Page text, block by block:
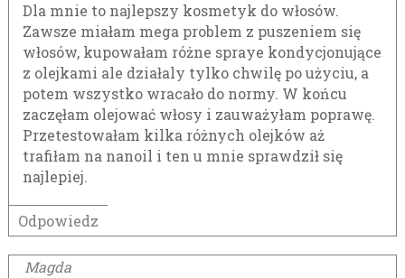
Dla mnie to najlepszy kosmetyk do włosów.
Zawsze miałam mega problem z puszeniem się
włosów, kupowałam różne spraye kondycjonujące
z olejkami ale działaly tylko chwilę po użyciu, a
potem wszystko wracało do normy. W końcu
zaczęłam olejować włosy i zauważyłam poprawę.
Przetestowałam kilka różnych olejków aż
trafiłam na nanoil i ten u mnie sprawdził się
najlepiej.
Odpowiedz
Magda